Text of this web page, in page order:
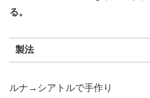
る。
製法
ルナ→シアトルで手作り